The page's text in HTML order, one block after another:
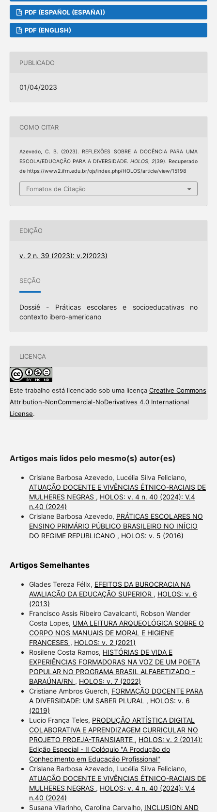
PDF (ESPAÑOL (ESPAÑA))
PDF (ENGLISH)
PUBLICADO
01/04/2023
COMO CITAR
Azevedo, C. B. (2023). REFLEXÕES SOBRE A DOCÊNCIA PARA UMA
ESCOLA/EDUCAÇÃO PARA A DIVERSIDADE.HOLOS,2(39). Recuperado
de https://www2.ifrn.edu.br/ojs/index.php/HOLOS/article/view/15198
Fomatos de Citação
EDIÇÃO
v. 2 n. 39 (2023): v.2(2023)
SEÇÃO
Dossiê - Práticas escolares e socioeducativas no
contexto ibero-americano
LICENÇA
Este trabalho está licenciado sob uma licença Creative Commons
Attribution-NonCommercial-NoDerivatives 4.0 International
License.
Artigos mais lidos pelo mesmo(s) autor(es)
Crislane Barbosa Azevedo, Lucélia Silva Feliciano,
ATUAÇÃO DOCENTE E VIVÊNCIAS ÉTNICO-RACIAIS DE
MULHERES NEGRAS , HOLOS: v. 4 n. 40 (2024): V.4
n.40 (2024)
Crislane Barbosa Azevedo, PRÁTICAS ESCOLARES NO
ENSINO PRIMÁRIO PÚBLICO BRASILEIRO NO INÍCIO
DO REGIME REPUBLICANO , HOLOS: v. 5 (2016)
Artigos Semelhantes
Glades Tereza Félix, EFEITOS DA BUROCRACIA NA
AVALIAÇÃO DA EDUCAÇÃO SUPERIOR , HOLOS: v. 6
(2013)
Francisco Assis Ribeiro Cavalcanti, Robson Wander
Costa Lopes, UMA LEITURA ARQUEOLÓGICA SOBRE O
CORPO NOS MANUAIS DE MORAL E HIGIENE
FRANCESES , HOLOS: v. 2 (2021)
Rosilene Costa Ramos, HISTÓRIAS DE VIDA E
EXPERIÊNCIAS FORMADORAS NA VOZ DE UM POETA
POPULAR NO PROGRAMA BRASIL ALFABETIZADO –
BARAÚNA/RN , HOLOS: v. 7 (2022)
Cristiane Ambros Guerch, FORMAÇÃO DOCENTE PARA
A DIVERSIDADE: UM SABER PLURAL , HOLOS: v. 6
(2019)
Lucio França Teles, PRODUÇÃO ARTÍSTICA DIGITAL
COLABORATIVA E APRENDIZAGEM CURRICULAR NO
PROJETO PROEJA-TRANSIARTE , HOLOS: v. 2 (2014):
Edição Especial - II Colóquio "A Produção do
Conhecimento em Educação Profissional"
Crislane Barbosa Azevedo, Lucélia Silva Feliciano,
ATUAÇÃO DOCENTE E VIVÊNCIAS ÉTNICO-RACIAIS DE
MULHERES NEGRAS , HOLOS: v. 4 n. 40 (2024): V.4
n.40 (2024)
Susana Vilarinho, Carolina Carvalho, INCLUSION AND